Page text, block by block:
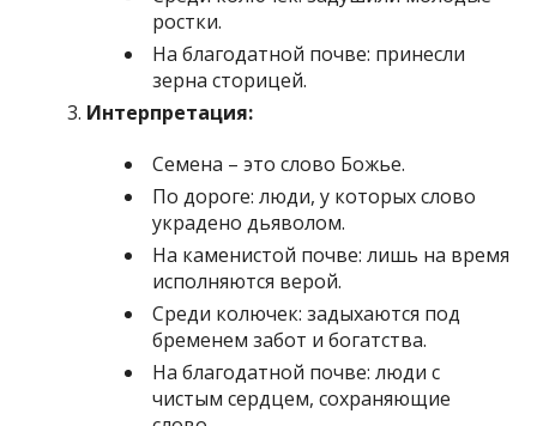
ростки.
На благодатной почве: принесли
зерна сторицей.
Интерпретация:
Семена – это слово Божье.
По дороге: люди, у которых слово
украдено дьяволом.
На каменистой почве: лишь на время
исполняются верой.
Среди колючек: задыхаются под
бременем забот и богатства.
На благодатной почве: люди с
чистым сердцем, сохраняющие